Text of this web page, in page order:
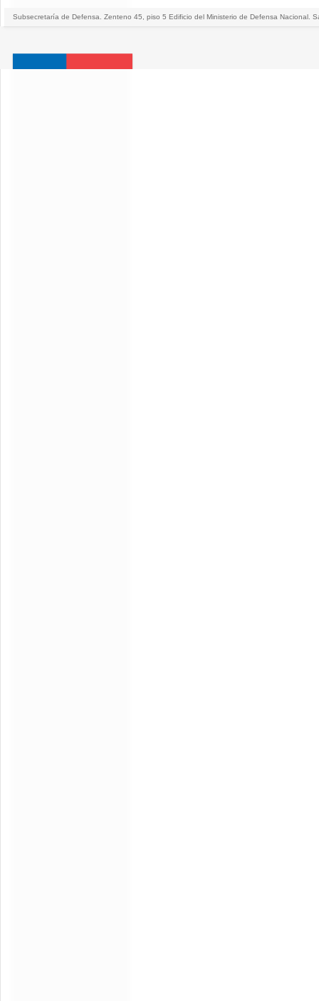
Subsecretaría de Defensa. Zenteno 45, piso 5 Edificio del Ministerio de Defensa Nacional.